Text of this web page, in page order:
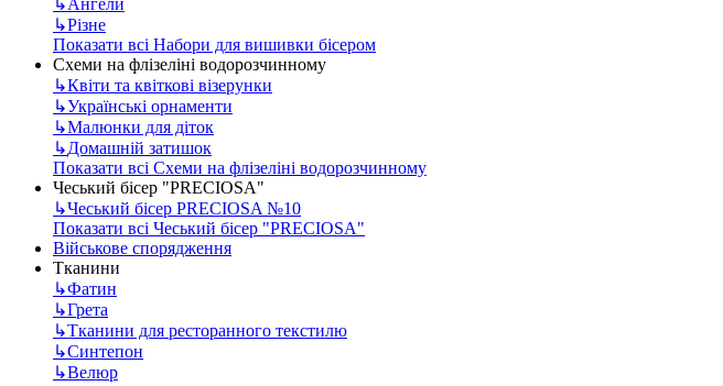
↳Різне
Показати всі Набори для вишивки бісером
Схеми на флізеліні водорозчинному
↳Квіти та квіткові візерунки
↳Українські орнаменти
↳Малюнки для діток
↳Домашній затишок
Показати всі Схеми на флізеліні водорозчинному
Чеський бісер "PRECIOSA"
↳Чеський бісер PRECIOSA №10
Показати всі Чеський бісер "PRECIOSA"
Військове спорядження
Тканини
↳Фатин
↳Грета
↳Тканини для ресторанного текстилю
↳Синтепон
↳Велюр